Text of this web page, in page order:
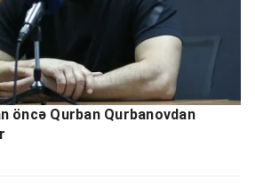
öncə Qurban Qurbanovdan